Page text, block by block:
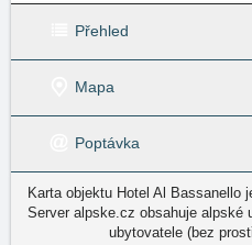
Přehled
Mapa
Poptávka
Karta objektu Hotel Al Bassanello
Server alpske.cz obsahuje
ubytovatele (bez